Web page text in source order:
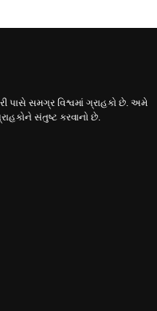
પાસે સમગ્ર વિશ્વમાં ગ્રાહકો છે. અમે
સંતુષ્ટ કરવાનો છે.